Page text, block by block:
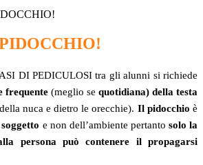
DI PEDICULOSI tra gli alunni si richiede
frequente (meglio se quotidiana) della testa
nuca e dietro le orecchie). Il pidocchio è
soggetto e non dell’ambiente pertanto solo la
persona può contenere il propagarsi